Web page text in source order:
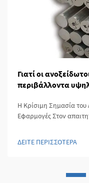
Γιατί οι
περιβάλλοντα
Η Κρίσιμη Σημασία του
Εφαρμογές Στον
σωλήνες έχουν
ΔΕΙΤΕ ΠΕΡΙΣΣΟΤΕΡΑ